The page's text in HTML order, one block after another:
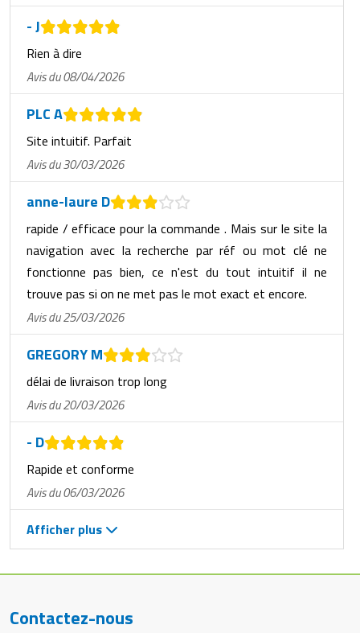
- J
Rien à dire
Avis du 08/04/2026
PLC A
Site intuitif. Parfait
Avis du 30/03/2026
anne-laure D
rapide / efficace pour la commande . Mais sur le site la
navigation avec la recherche par réf ou mot clé ne
fonctionne pas bien, ce n'est du tout intuitif il ne
trouve pas si on ne met pas le mot exact et encore.
Avis du 25/03/2026
GREGORY M
délai de livraison trop long
Avis du 20/03/2026
- D
Rapide et conforme
Avis du 06/03/2026
Afficher plus
Contactez-nous